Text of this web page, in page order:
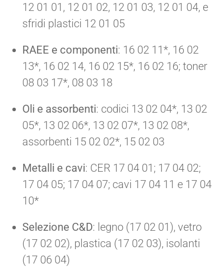
12 01 01, 12 01 02, 12 01 03, 12 01 04, e
sfridi plastici 12 01 05
RAEE e componenti: 16 02 11*, 16 02
13*, 16 02 14, 16 02 15*, 16 02 16; toner
08 03 17*, 08 03 18
Oli e assorbenti: codici 13 02 04*, 13 02
05*, 13 02 06*, 13 02 07*, 13 02 08*,
assorbenti 15 02 02*, 15 02 03
Metalli e cavi: CER 17 04 01; 17 04 02;
17 04 05; 17 04 07; cavi 17 04 11 e 17 04
10*
Selezione C&D: legno (17 02 01), vetro
(17 02 02), plastica (17 02 03), isolanti
(17 06 04)